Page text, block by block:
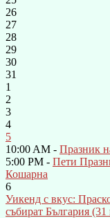
26
27
28
29
30
31
1
2
3
4
5
10:00 AM - Празник
5:00 PM - Пети
Кошарна
6
Уикенд с вкус:
събират България